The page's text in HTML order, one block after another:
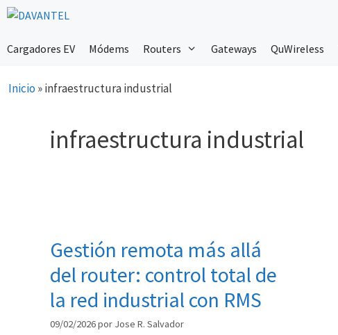
Saltar
contenido
Cargadores EV Módems Routers Gateways QuWireless
Inicio »infraestructura industrial
infraestructura industrial
Gestión remota más allá
del router: control total de
la red industrial con RMS
09/02/2026por Jose R. Salvador